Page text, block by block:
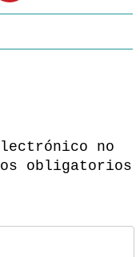
no
obligatorios